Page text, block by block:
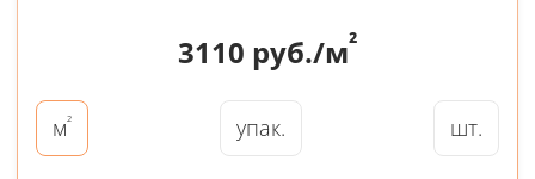
3110 руб./м²
м² упак. шт.